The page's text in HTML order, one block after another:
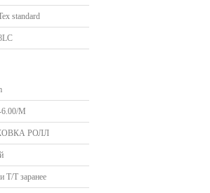
standard
M
РОЛЛ
T/T заранее